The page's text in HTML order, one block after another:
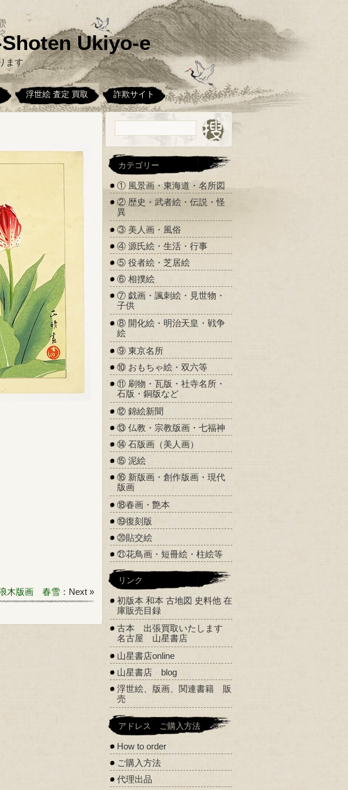
Ukiyo-e
ます
浮世絵 査定 買取 詐欺サイト
木版画 春雪 ：Next »
カテゴリー
① 風景画・東海道・名所図
② 歴史・武者絵・伝説・怪
異
③ 美人画・風俗
④ 源氏絵・生活・行事
⑤ 役者絵・芝居絵
⑥ 相撲絵
⑦ 戯画・諷刺絵・見世物・
子供
⑧ 開化絵・明治天皇・戦争
絵
⑨ 東京名所
⑩ おもちゃ絵・双六等
⑪ 刷物・瓦版・社寺名所・
石版・銅版など
⑫ 錦絵新聞
⑬ 仏教・宗教版画・七福神
⑭ 石版画（美人画）
⑮ 泥絵
⑯ 新版画・創作版画・現代
版画
⑱春画・艶本
⑲復刻版
⑳貼交絵
㉑花鳥画・短冊絵・柱絵等
リンク
初版本 和本 古地図 史料他 在
庫販売目録
古本 出張買取いたします
名古屋 山星書店
山星書店online
山星書店 blog
浮世絵、版画、関連書籍 販
売
アドレス ご購入方法
How to order
ご購入方法
代理出品